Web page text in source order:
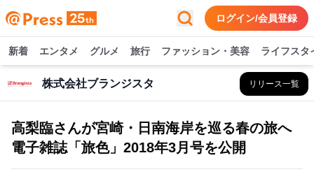
ログイン/会員登録
新着 エンタメ グルメ 旅行 ファッション・美容 ライフスタ
株式会社ブランジスタ リリース一覧
高梨臨さんが宮崎・日南海岸を巡る春の旅へ
電子雑誌「旅色」2018年3月号を公開